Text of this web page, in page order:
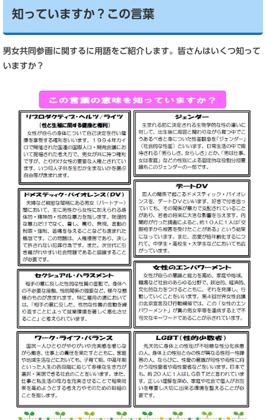
知っていますか？この言葉
男女共同参画に関するに用語をご紹介します。皆さんはいくつ知って
いますか？